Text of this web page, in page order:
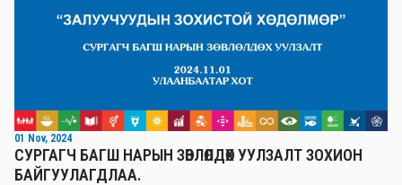
01 Nov, 2024
СУРГАГЧ БАГШ НАРЫН ЗӨВЛӨЛДӨХ УУЛЗАЛТ ЗОХИОН
БАЙГУУЛАГДЛАА.